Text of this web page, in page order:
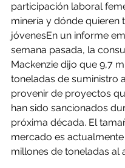
participación laboral
minería y dónde quieren
jóvenesEn un informe
semana pasada, la
Mackenzie dijo que 9,7
toneladas de suministro
provenir de proyectos
han sido sancionados
próxima década. El
mercado es actualmente
millones de toneladas al